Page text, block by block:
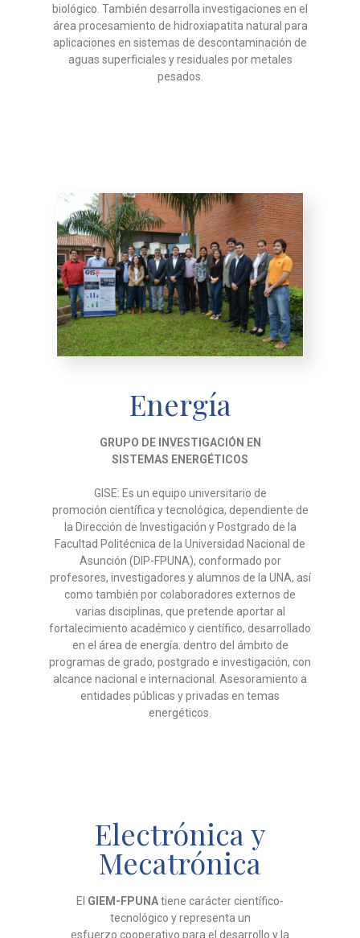
biológico. También desarrolla investigaciones en el
área procesamiento de hidroxiapatita natural para
aplicaciones en sistemas de descontaminación de
aguas superficiales y residuales por metales
pesados.
Energía
GRUPO DE INVESTIGACIÓN EN
SISTEMAS ENERGÉTICOS
GISE: Es un equipo universitario de
promoción científica y tecnológica, dependiente de
la Dirección de Investigación y Postgrado de la
Facultad Politécnica de la Universidad Nacional de
Asunción (DIP-FPUNA), conformado por
profesores, investigadores y alumnos de la UNA, así
como también por colaboradores externos de
varias disciplinas, que pretende aportar al
fortalecimiento académico y científico, desarrollado
en el área de energía. dentro del ámbito de
programas de grado, postgrado e investigación, con
alcance nacional e internacional. Asesoramiento a
entidades públicas yprivadas en temas
energéticos.
Electrónica y
Mecatrónica
El GIEM-FPUNAtiene carácter científico-
tecnológico y representa un
esfuerzo cooperativo para el desarrollo y la